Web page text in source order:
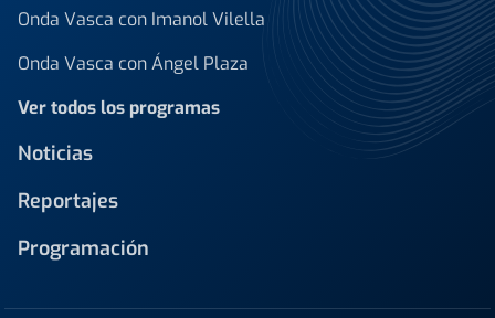
Onda Vasca con Imanol Vilella
Onda Vasca con Ángel Plaza
Ver todos los programas
Noticias
Reportajes
Programación